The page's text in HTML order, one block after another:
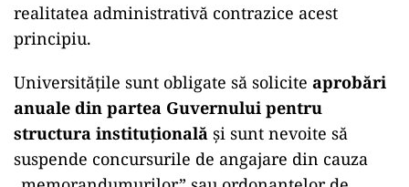
realitatea administrativă contrazice acest
principiu.
Universitățile sunt obligate să solicite aprobări
anuale din partea Guvernului pentru
structura instituțională și sunt nevoite să
suspende concursurile de angajare din cauza